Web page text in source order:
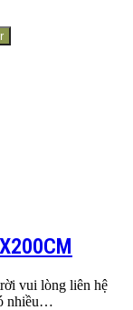
vui lòng liên hệ
nhiều…